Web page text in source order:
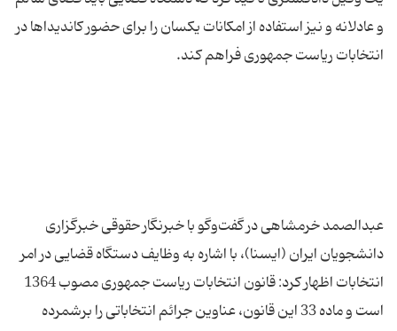
و عادلانه و نیز استفاده از امکانات یکسان را برای حضور کاندیداها در
عبدالصمد خرمشاهی در گفت‌وگو با خبرنگار حقوقی خبرگزاری
دانشجویان ایران (ایسنا)، با اشاره به وظایف دستگاه قضایی در امر
انتخابات اظهار کرد: قانون انتخابات ریاست جمهوری مصوب 1364
است و ماده 33 این قانون، عناوین جرائم انتخاباتی را برشمرده